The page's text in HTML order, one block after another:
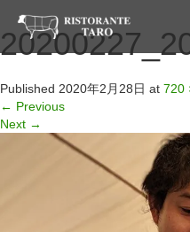
Published 2020年2月28日 at 720
← Previous
Next →